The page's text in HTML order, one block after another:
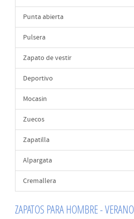
Punta abierta
Pulsera
Zapato de vestir
Deportivo
Mocasin
Zuecos
Zapatilla
Alpargata
Cremallera
ZAPATOS PARA HOMBRE - VERANO